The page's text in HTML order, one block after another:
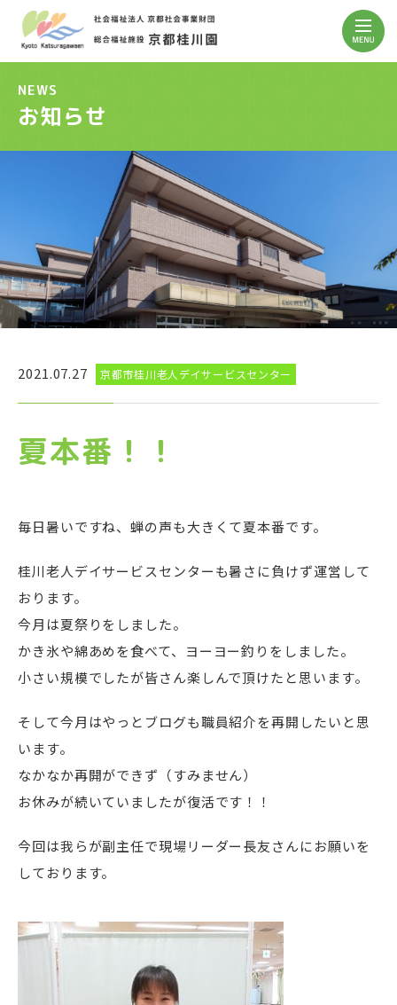
NEWS
お知らせ
2021.07.27 京都市桂川老人デイサービスセンター
夏本番！！
毎日暑いですね、蝉の声も大きくて夏本番です。
桂川老人デイサービスセンターも暑さに負けず運営して
おります。
今月は夏祭りをしました。
かき氷や綿あめを食べて、ヨーヨー釣りをしました。
小さい規模でしたが皆さん楽しんで頂けたと思います。
そして今月はやっとブログも職員紹介を再開したいと思
います。
なかなか再開ができず（すみません）
お休みが続いていましたが復活です！！
今回は我らが副主任で現場リーダー長友さんにお願いを
しております。